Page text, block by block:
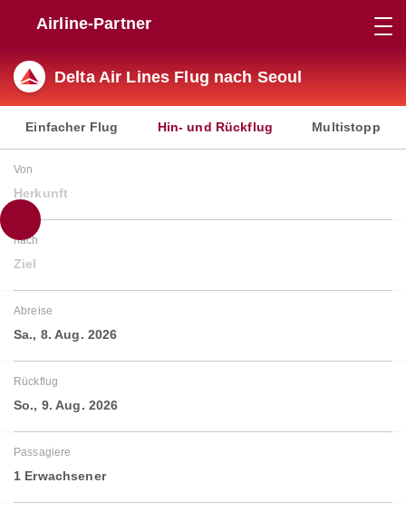
Airline-Partner
Delta Air Lines Flug nach Seoul
Einfacher Flug Hin- und Rückflug Multistopp
Von
Herkunft
nach
Ziel
Abreise
Sa., 8. Aug. 2026
Rückflug
So., 9. Aug. 2026
Passagiere
1 Erwachsener